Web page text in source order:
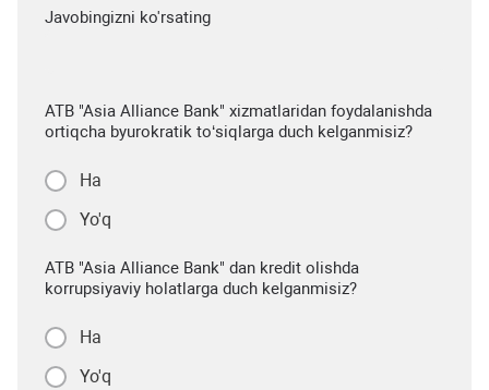
Javobingizni ko'rsating
ATB "Asia Alliance Bank" xizmatlaridan foydalanishda
ortiqcha byurokratik to‘siqlarga duch kelganmisiz?
Ha
Yo'q
ATB "Asia Alliance Bank" dan kredit olishda
korrupsiyaviy holatlarga duch kelganmisiz?
Ha
Yo'q